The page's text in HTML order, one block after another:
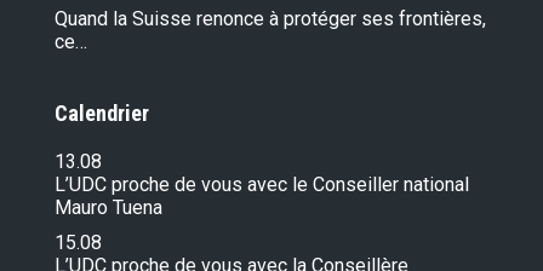
Quand la Suisse renonce à protéger ses frontières,
ce…
Calendrier
13.08
L’UDC proche de vous avec le Conseiller national
Mauro Tuena
15.08
L’UDC proche de vous avec la Conseillère